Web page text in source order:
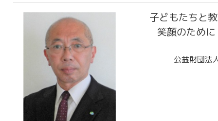
子どもたちと
笑顔のために
公益財団法